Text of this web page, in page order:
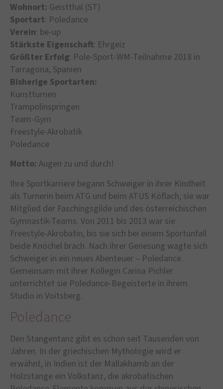
Wohnort: Geistthal (ST)
Sportart: Poledance
Verein: be-up
Stärkste Eigenschaft: Ehrgeiz
Größter Erfolg: Pole-Sport-WM-Teilnahme 2018 in
Tarragona, Spanien
Bisherige Sportarten:
Kunstturnen
Trampolinspringen
Team-Gym
Freestyle-Akrobatik
Poledance
Motto: Augen zu und durch!
Ihre Sportkarriere begann Schweiger in ihrer Kindheit
als Turnerin beim ATG und beim ATUS Köflach, sie war
Mitglied der Faschingsgilde und des österreichischen
Gymnastik-Teams. Von 2011 bis 2013 war sie
Freestyle-Akrobatin, bis sie sich bei einem Sportunfall
beide Knöchel brach. Nach ihrer Genesung wagte sich
Schweiger in ein neues Abenteuer – Poledance.
Gemeinsam mit ihrer Kollegin Carina Pichler
unterrichtet sie Poledance-Begeisterte in ihrem
Studio in Voitsberg.
Poledance
Den Stangentanz gibt es schon seit Tausenden von
Jahren. In der griechischen Mythologie wird er
erwähnt, in Indien ist der Mallakhamb an der
Holzstange ein Volkstanz, die akrobatischen